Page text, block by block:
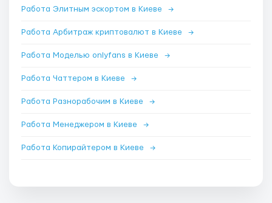
Работа Элитным эскортом в Киеве →
Работа Арбитраж криптовалют в Киеве →
Работа Моделью onlyfans в Киеве →
Работа Чаттером в Киеве →
Работа Разнорабочим в Киеве →
Работа Менеджером в Киеве →
Работа Копирайтером в Киеве →